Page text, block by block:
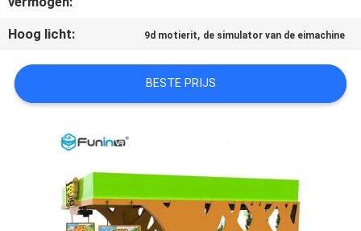
GEVALLEN
SITEMAP
PRIVACY
POLICY
Hoog licht: 9d motierit, de simulator van de eimachine
BESTE PRIJS